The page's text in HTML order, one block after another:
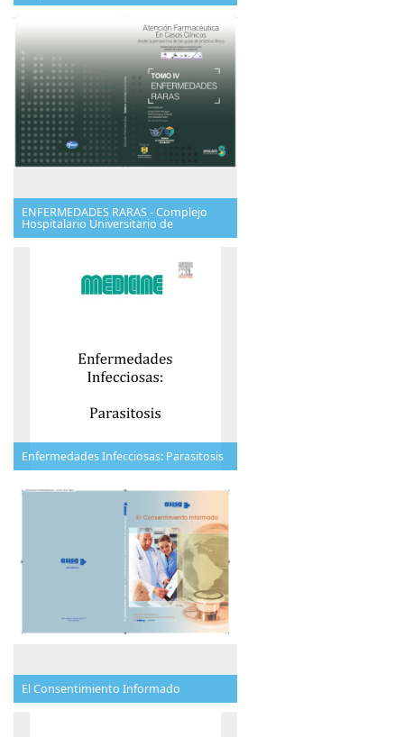
ENFERMEDADES RARAS - Complejo
Hospitalario Universitario de
Enfermedades Infecciosas: Parasitosis
El Consentimiento Informado